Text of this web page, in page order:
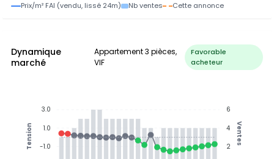
Prix/m² FAI (vendu, lissé 24m) Nb ventes Cette annonce
Dynamique
marché
Appartement 3 pièces,
VIF
Favorable
acheteur
6
4
2
Ventes
3.0
1.0
-1.0
Tension